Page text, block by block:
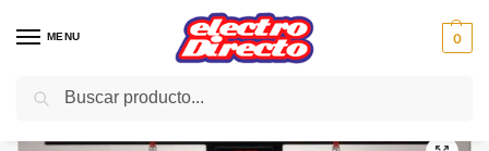
MENU 0
Inicio Gama blanca Hornos